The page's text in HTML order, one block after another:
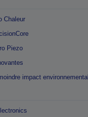
Chaleur
Piezo
impact environnemental